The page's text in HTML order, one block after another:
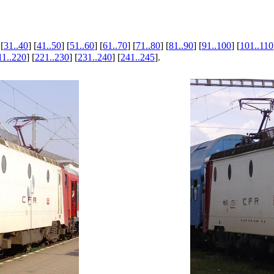
31..40] [41..50] [51..60] [61..70] [71..80] [81..90] [91..100] [101..110
] [221..230] [231..240] [241..245].